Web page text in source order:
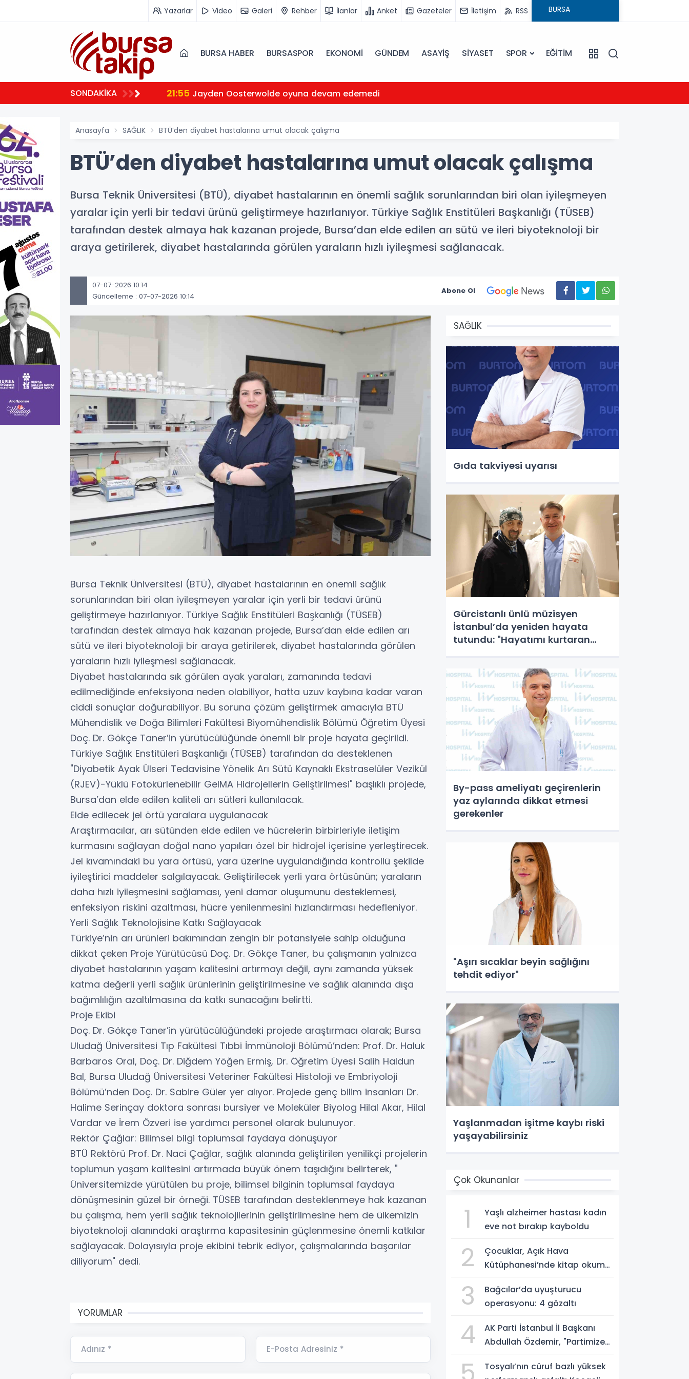
Yazarlar Video Galeri Rehber İlanlar Anket Gazeteler İletişim RSS
BURSA HABER BURSASPOR EKONOMİ GÜNDEM ASAYİŞ SİYASET SPOR EĞİTİM
SONDAKİKA 21:55 Jayden Oosterwolde oyuna devam edemedi
Anasayfa SAĞLIK BTÜ’den diyabet hastalarına umut olacak çalışma
BTÜ’den diyabet hastalarına umut olacak çalışma
Bursa Teknik Üniversitesi (BTÜ), diyabet hastalarının en önemli sağlık sorunlarından biri olan iyileşmeyen
yaralar için yerli bir tedavi ürünü geliştirmeye hazırlanıyor. Türkiye Sağlık Enstitüleri Başkanlığı (TÜSEB)
tarafından destek almaya hak kazanan projede, Bursa’dan elde edilen arı sütü ve ileri biyoteknoloji bir
araya getirilerek, diyabet hastalarında görülen yaraların hızlı iyileşmesi sağlanacak.
07-07-2026 10:14
Güncelleme : 07-07-2026 10:14
Abone Ol
Bursa Teknik Üniversitesi (BTÜ), diyabet hastalarının en önemli sağlık
sorunlarından biri olan iyileşmeyen yaralar için yerli bir tedavi ürünü
geliştirmeye hazırlanıyor. Türkiye Sağlık Enstitüleri Başkanlığı (TÜSEB)
tarafından destek almaya hak kazanan projede, Bursa’dan elde edilen arı
sütü ve ileri biyoteknoloji bir araya getirilerek, diyabet hastalarında görülen
yaraların hızlı iyileşmesi sağlanacak.
Diyabet hastalarında sık görülen ayak yaraları, zamanında tedavi
edilmediğinde enfeksiyona neden olabiliyor, hatta uzuv kaybına kadar varan
ciddi sonuçlar doğurabiliyor. Bu soruna çözüm geliştirmek amacıyla BTÜ
Mühendislik ve Doğa Bilimleri Fakültesi Biyomühendislik Bölümü Öğretim Üyesi
Doç. Dr. Gökçe Taner’in yürütücülüğünde önemli bir proje hayata geçirildi.
Türkiye Sağlık Enstitüleri Başkanlığı (TÜSEB) tarafından da desteklenen
"Diyabetik Ayak Ülseri Tedavisine Yönelik Arı Sütü Kaynaklı Ekstraselüler Vezikül
(RJEV)-Yüklü Fotokürlenebilir GelMA Hidrojellerin Geliştirilmesi" başlıklı projede,
Bursa’dan elde edilen kaliteli arı sütleri kullanılacak.
Elde edilecek jel örtü yaralara uygulanacak
Araştırmacılar, arı sütünden elde edilen ve hücrelerin birbirleriyle iletişim
kurmasını sağlayan doğal nano yapıları özel bir hidrojel içerisine yerleştirecek.
Jel kıvamındaki bu yara örtüsü, yara üzerine uygulandığında kontrollü şekilde
iyileştirici maddeler salgılayacak. Geliştirilecek yerli yara örtüsünün; yaraların
daha hızlı iyileşmesini sağlaması, yeni damar oluşumunu desteklemesi,
enfeksiyon riskini azaltması, hücre yenilenmesini hızlandırması hedefleniyor.
Yerli Sağlık Teknolojisine Katkı Sağlayacak
Türkiye’nin arı ürünleri bakımından zengin bir potansiyele sahip olduğuna
dikkat çeken Proje Yürütücüsü Doç. Dr. Gökçe Taner, bu çalışmanın yalnızca
diyabet hastalarının yaşam kalitesini artırmayı değil, aynı zamanda yüksek
katma değerli yerli sağlık ürünlerinin geliştirilmesine ve sağlık alanında dışa
bağımlılığın azaltılmasına da katkı sunacağını belirtti.
Proje Ekibi
Doç. Dr. Gökçe Taner’in yürütücülüğündeki projede araştırmacı olarak; Bursa
Uludağ Üniversitesi Tıp Fakültesi Tıbbi İmmünoloji Bölümü’nden: Prof. Dr. Haluk
Barbaros Oral, Doç. Dr. Diğdem Yöğen Ermiş, Dr. Öğretim Üyesi Salih Haldun
Bal, Bursa Uludağ Üniversitesi Veteriner Fakültesi Histoloji ve Embriyoloji
Bölümü’nden Doç. Dr. Sabire Güler yer alıyor. Projede genç bilim insanları Dr.
Halime Serinçay doktora sonrası bursiyer ve Moleküler Biyolog Hilal Akar, Hilal
Vardar ve İrem Özveri ise yardımcı personel olarak bulunuyor.
Rektör Çağlar: Bilimsel bilgi toplumsal faydaya dönüşüyor
BTÜ Rektörü Prof. Dr. Naci Çağlar, sağlık alanında geliştirilen yenilikçi projelerin
toplumun yaşam kalitesini artırmada büyük önem taşıdığını belirterek, "
Üniversitemizde yürütülen bu proje, bilimsel bilginin toplumsal faydaya
dönüşmesinin güzel bir örneği. TÜSEB tarafından desteklenmeye hak kazanan
bu çalışma, hem yerli sağlık teknolojilerinin geliştirilmesine hem de ülkemizin
biyoteknoloji alanındaki araştırma kapasitesinin güçlenmesine önemli katkılar
sağlayacak. Dolayısıyla proje ekibini tebrik ediyor, çalışmalarında başarılar
diliyorum" dedi.
YORUMLAR
Adınız * E-Posta Adresiniz *
SAĞLIK
Gıda takviyesi uyarısı
Gürcistanlı ünlü müzisyen
İstanbul’da yeniden hayata
tutundu: "Hayatımı kurtaran
sahneye çıkacağım"
By-pass ameliyatı geçirenlerin
yaz aylarında dikkat etmesi
gerekenler
"Aşırı sıcaklar beyin sağlığını
tehdit ediyor"
Yaşlanmadan işitme kaybı riski
yaşayabilirsiniz
Çok Okunanlar
1
Yaşlı alzheimer hastası kadın
eve not bırakıp kayboldu
2
Çocuklar, Açık Hava
Kütüphanesi’nde kitap okuma
3
Bağcılar’da uyuşturucu
operasyonu: 4 gözaltı
4
AK Parti İstanbul İl Başkanı
Abdullah Özdemir, "Partimize
değil, Türkiye’nin büyümesidir"
Tosyalı’nın cüruf bazlı yüksek